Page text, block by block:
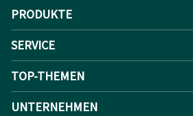
PRODUKTE
SERVICE
TOP-THEMEN
UNTERNEHMEN